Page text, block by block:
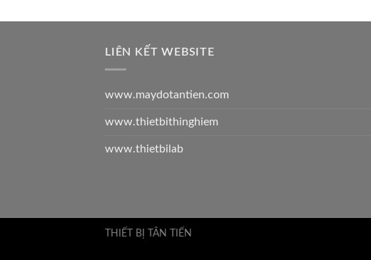
LIÊN KẾT WEBSITE
www.maydotantien.com
www.thietbithinghiem
www.thietbilab
THIẾT BỊ TÂN TIẾN